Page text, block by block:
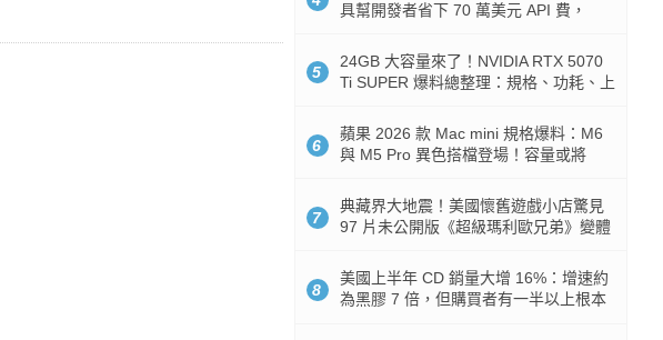
具幫開發者省下 70 萬美元 API 費，
5
24GB 大容量來了！NVIDIA RTX 5070
Ti SUPER 爆料總整理：規格、功耗、上
6
蘋果 2026 款 Mac mini 規格爆料：M6
與 M5 Pro 異色搭檔登場！容量或將
7
典藏界大地震！美國懷舊遊戲小店驚見
97 片未公開版《超級瑪利歐兄弟》變體
8
美國上半年 CD 銷量大增 16%：增速約
為黑膠 7 倍，但購買者有一半以上根本